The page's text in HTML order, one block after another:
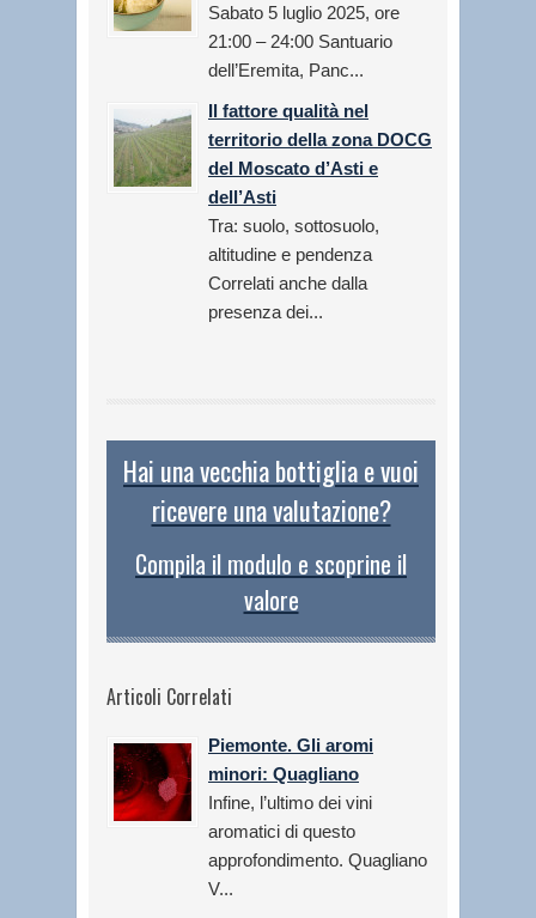
Sabato 5 luglio 2025, ore
21:00 – 24:00 Santuario
dell’Eremita, Panc...
Il fattore qualità nel
territorio della zona DOCG
del Moscato d’Asti e
dell’Asti
Tra: suolo, sottosuolo,
altitudine e pendenza
Correlati anche dalla
presenza dei...
Hai una vecchia bottiglia e vuoi
ricevere una valutazione?
Compila il modulo e scoprine il
valore
Articoli Correlati
Piemonte. Gli aromi
minori: Quagliano
Infine, l’ultimo dei vini
aromatici di questo
approfondimento. Quagliano
V...